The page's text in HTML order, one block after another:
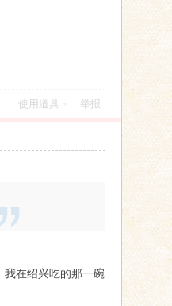
使用道具 举报
我在绍兴吃的那一碗